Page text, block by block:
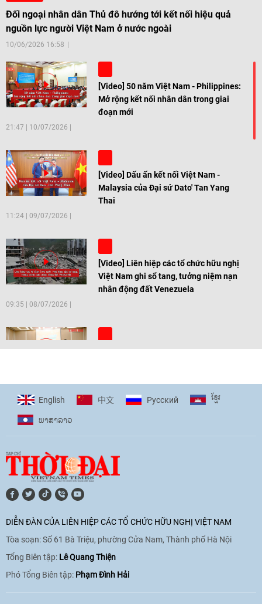
Đối ngoại nhân dân Thủ đô hướng tới kết nối hiệu quả
nguồn lực người Việt Nam ở nước ngoài
10/06/2026 16:58
[Video] 50 năm Việt Nam - Philippines:
Mở rộng kết nối nhân dân trong giai
đoạn mới
21:47 10/07/2026
[Video] Dấu ấn kết nối Việt Nam -
Malaysia của Đại sứ Dato' Tan Yang
Thai
11:24 09/07/2026
[Video] Liên hiệp các tổ chức hữu nghị
Việt Nam ghi sổ tang, tưởng niệm nạn
nhân động đất Venezuela
09:35 08/07/2026
[Video] Trẻ em Đông Á cùng kiến tạo
11:10|17/06/2026
hòa bình, hữu nghị giữa các dân tộc"
cho Đại sứ Hungary tại Việt Nam
17:25|13/06/2026
English 中文 Pусский ខ្មែរ
ພາ​ສາ​ລາວ
DIỄN ĐÀN CỦA LIÊN HIỆP CÁC TỔ CHỨC HỮU NGHỊ VIỆT NAM
Tòa soạn: Số 61 Bà Triệu, phường Cửa Nam, Thành phố Hà Nội
Tổng Biên tập: Lê Quang Thiện
Phó Tổng Biên tập: Phạm Đình Hải